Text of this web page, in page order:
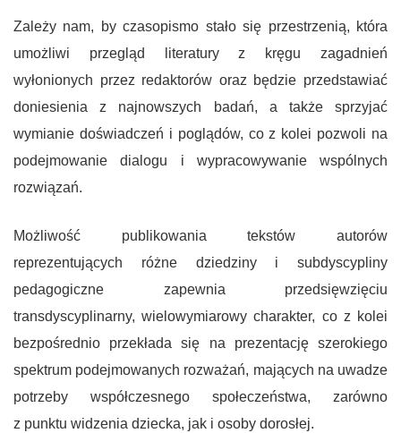
Zależy nam, by czasopismo stało się przestrzenią, która
umożliwi przegląd literatury z kręgu zagadnień
wyłonionych przez redaktorów oraz będzie przedstawiać
doniesienia z najnowszych badań, a także sprzyjać
wymianie doświadczeń i poglądów, co z kolei pozwoli na
podejmowanie dialogu i wypracowywanie wspólnych
rozwiązań.
Możliwość publikowania tekstów autorów
reprezentujących różne dziedziny i subdyscypliny
pedagogiczne zapewnia przedsięwzięciu
transdyscyplinarny, wielowymiarowy charakter, co z kolei
bezpośrednio przekłada się na prezentację szerokiego
spektrum podejmowanych rozważań, mających na uwadze
potrzeby współczesnego społeczeństwa, zarówno
z punktu widzenia dziecka, jak i osoby dorosłej.